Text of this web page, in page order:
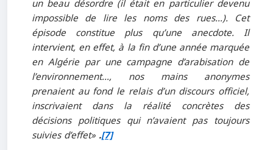
un beau désordre (il était en particulier devenu
impossible de lire les noms des rues…). Cet
épisode constitue plus qu’une anecdote. Il
intervient, en effet, à la fin d’une année marquée
en Algérie par une campagne d’arabisation de
l’environnement…, nos mains anonymes
prenaient au fond le relais d’un discours officiel,
inscrivaient dans la réalité concrètes des
décisions politiques qui n’avaient pas toujours
suivies d’effet» .[7]